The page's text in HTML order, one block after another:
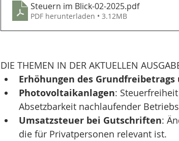
Steuern im Blick-02-2025.pdf
PDF herunterladen • 3.12MB
DIE THEMEN IN DER AKTUELLEN
Erhöhungen des Grundfreibetrags
Photovoltaikanlagen:
Absetzbarkeit nachlaufender
Umsatzsteuer bei Gutschriften:
die für Privatpersonen relevant ist.